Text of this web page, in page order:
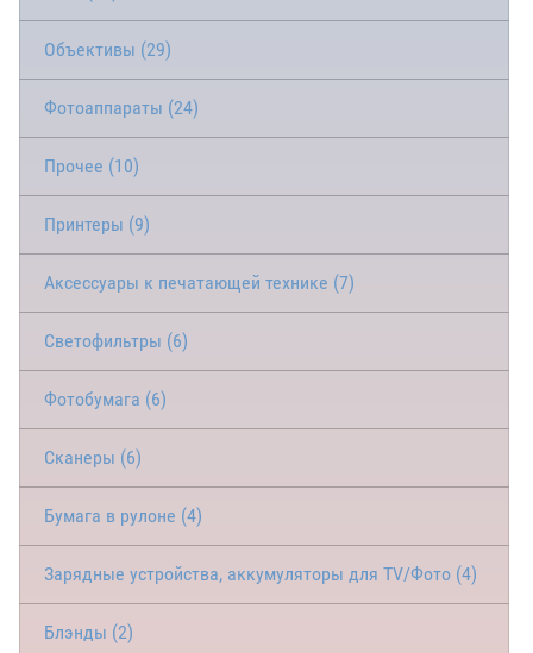
Объективы (29)
Фотоаппараты (24)
Прочее (10)
Принтеры (9)
Аксессуары к печатающей технике (7)
Светофильтры (6)
Фотобумага (6)
Сканеры (6)
Бумага в рулоне (4)
Зарядные устройства, аккумуляторы для TV/Фото (4)
Блэнды (2)